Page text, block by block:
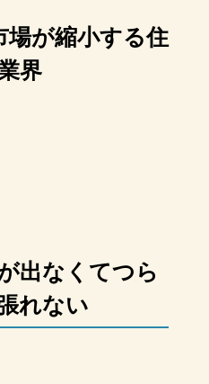
が縮小する住
界
出なくてつら
れない